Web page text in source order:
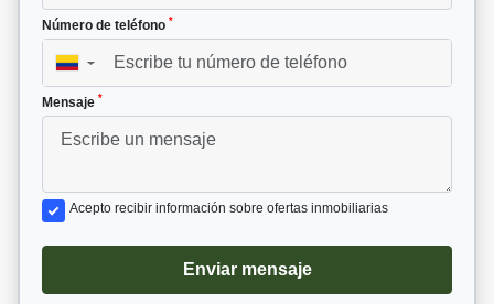
Número de teléfono *
▼
Mensaje *
Acepto recibir información sobre ofertas inmobiliarias
Enviar mensaje